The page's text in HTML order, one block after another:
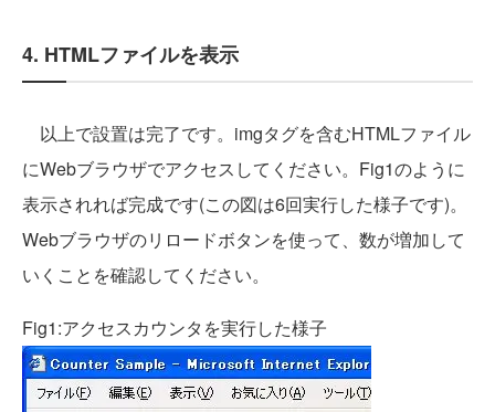
4. HTMLファイルを表示
以上で設置は完了です。imgタグを含むHTMLファイル
にWebブラウザでアクセスしてください。Fig1のように
表示されれば完成です(この図は6回実行した様子です)。
Webブラウザのリロードボタンを使って、数が増加して
いくことを確認してください。
Fig1:アクセスカウンタを実行した様子